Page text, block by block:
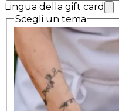
Lingua della gift card
Scegli un tema